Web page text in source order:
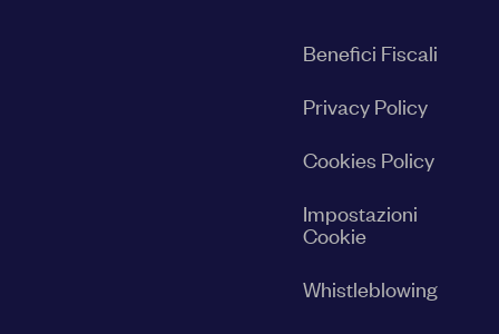
Benefici Fiscali
Privacy Policy
Cookies Policy
Impostazioni
Cookie
Whistleblowing